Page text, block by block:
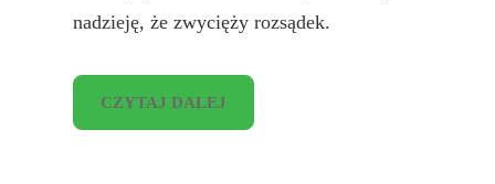
nadzieję, że zwycięży rozsądek.
CZYTAJ DALEJ